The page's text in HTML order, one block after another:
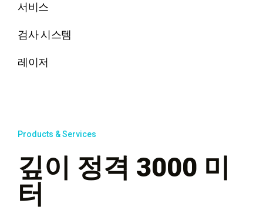
서비스
검사 시스템
레이저
Products & Services
깊이 정격 3000 미
터